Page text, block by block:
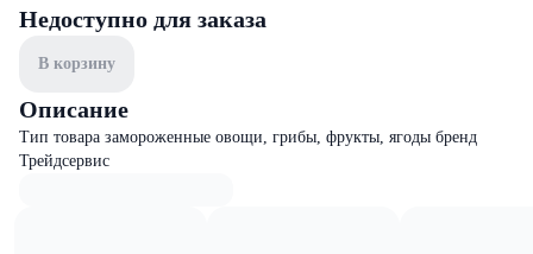
Недоступно для заказа
В корзину
Описание
Тип товара замороженные овощи, грибы, фрукты, ягоды бренд
Трейдсервис